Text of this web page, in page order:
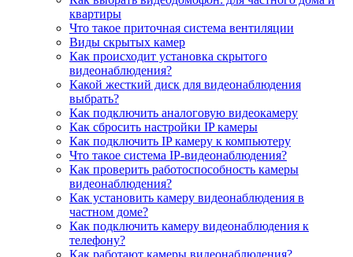
квартиры
Что такое приточная система вентиляции
Виды скрытых камер
Как происходит установка скрытого
видеонаблюдения?
Какой жесткий диск для видеонаблюдения
выбрать?
Как подключить аналоговую видеокамеру
Как сбросить настройки IP камеры
Как подключить IP камеру к компьютеру
Что такое система IP-видеонаблюдения?
Как проверить работоспособность камеры
видеонаблюдения?
Как установить камеру видеонаблюдения в
частном доме?
Как подключить камеру видеонаблюдения к
телефону?
Как работают камеры видеонаблюдения?